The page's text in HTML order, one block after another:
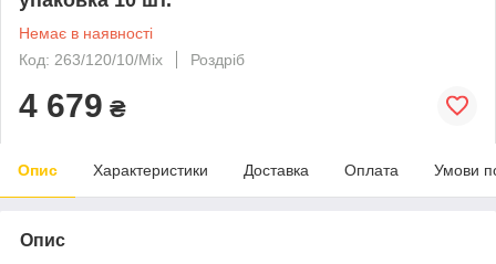
Немає в наявності
Код: 263/120/10/Mix
Роздріб
4 679 ₴
Опис Характеристики Доставка Оплата Умови
Опис